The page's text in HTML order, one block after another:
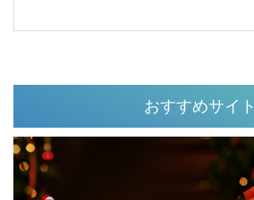
おすすめサイト